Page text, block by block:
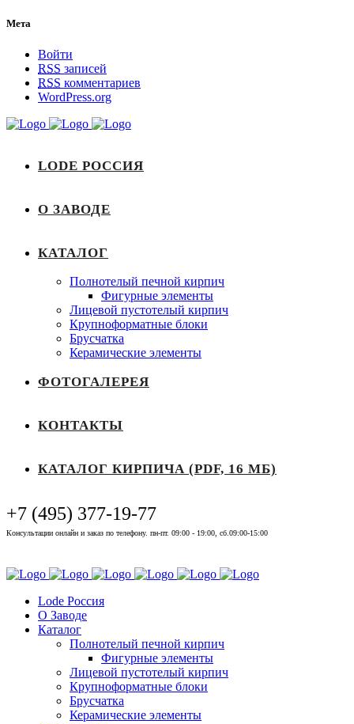
Мета
Войти
RSS записей
RSS комментариев
WordPress.org
LODE РОССИЯ
О ЗАВОДЕ
КАТАЛОГ
Полнотелый печной кирпич
Фигурные элементы
Лицевой пустотелый кирпич
Крупноформатные блоки
Брусчатка
Керамические элементы
ФОТОГАЛЕРЕЯ
КОНТАКТЫ
КАТАЛОГ КИРПИЧА (PDF, 16 МБ)
+7 (495) 377-19-77
Консультации онлайн и заказ по телефону. пн-пт. 09:00 - 19:00, сб.09:00-15:00
Lode Россия
О Заводе
Каталог
Полнотелый печной кирпич
Фигурные элементы
Лицевой пустотелый кирпич
Крупноформатные блоки
Брусчатка
Керамические элементы